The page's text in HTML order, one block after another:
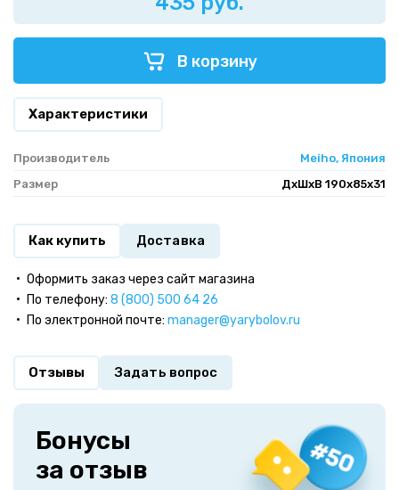
В корзину
Характеристики
Производитель
Meiho, Япония
Размер
ДхШхВ 190x85x31
Как купить Доставка
Оформить заказ через сайт магазина
По телефону: 8 (800) 500 64 26
По электронной почте: manager@yarybolov.ru
Отзывы Задать вопрос
Бонусы
за отзыв